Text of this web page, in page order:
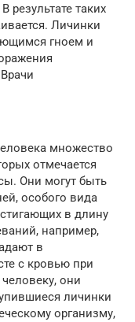
результате таких
Личинки
гноем и
множество
отмечается
Они могут быть
особого вида
в длину
например,
в
с кровью при
они
личинки
организму,